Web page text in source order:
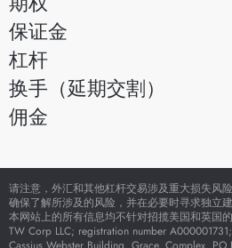
保证金
杠杆
换手（延期交割）
佣金
请注意，外汇和其他杠杆交易涉及重大损失风
确保了解所涉及的风险，并在必要时寻求独立建
本网站上的所有信息均不针对招揽美国和英国的
TW Corp LLC; registration number